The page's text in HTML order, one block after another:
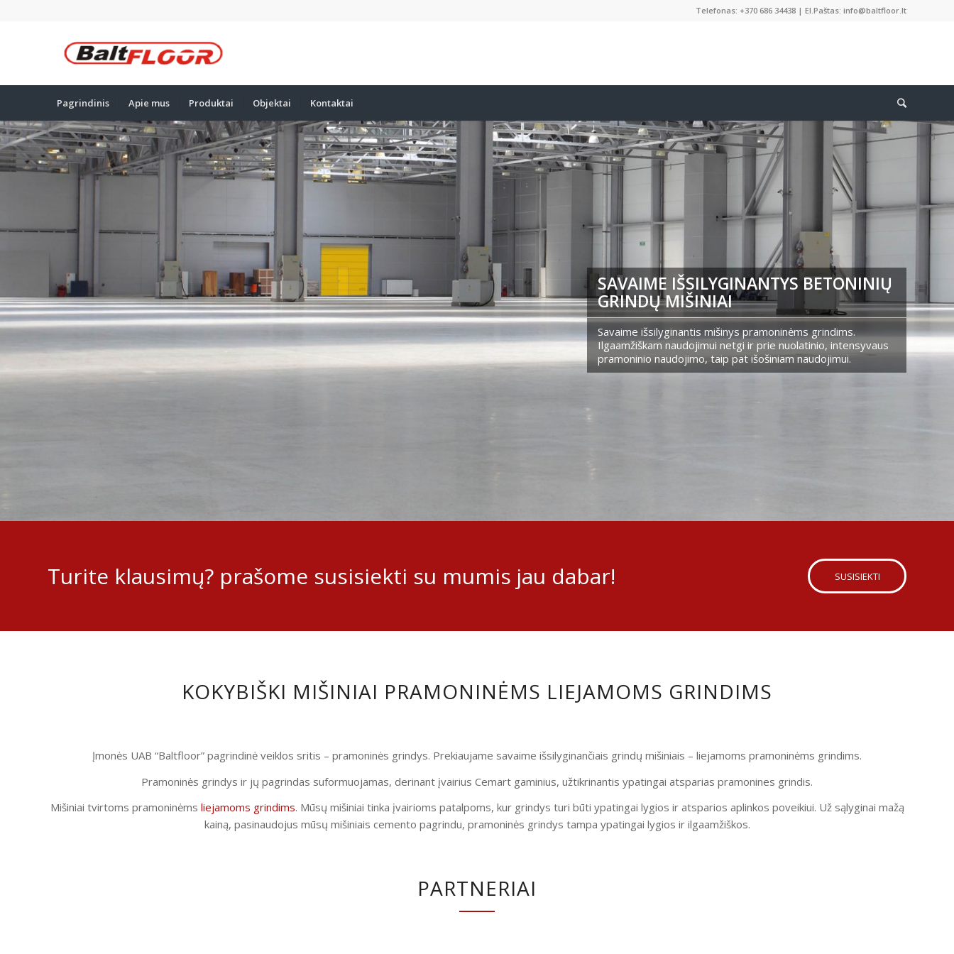
Telefonas: +370 686 34438 | El.Paštas: info@baltfloor.lt
Pagrindinis Apie mus Produktai Objektai Kontaktai
SAVAIME IŠSILYGINANTYS BETONINIŲ
GRINDŲ MIŠINIAI
Savaime išsilyginantis mišinys pramoninėms grindims.
Ilgaamžiškam naudojimui netgi ir prie nuolatinio, intensyvaus
pramoninio naudojimo, taip pat išošiniam naudojimui.
Turite klausimų? prašome susisiekti su mumis jau dabar! SUSISIEKTI
KOKYBIŠKI MIŠINIAI PRAMONINĖMS LIEJAMOMS GRINDIMS
Įmonės UAB “Baltfloor” pagrindinė veiklos sritis – pramoninės grindys. Prekiaujame savaime išsilyginančiais grindų mišiniais – liejamoms pramoninėms grindims.
Pramoninės grindys ir jų pagrindas suformuojamas, derinant įvairius Cemart gaminius, užtikrinantis ypatingai atsparias pramonines grindis.
Mišiniai tvirtoms pramoninėms liejamoms grindims. Mūsų mišiniai tinka įvairioms patalpoms, kur grindys turi būti ypatingai lygios ir atsparios aplinkos poveikiui. Už sąlyginai mažą
kainą, pasinaudojus mūsų mišiniais cemento pagrindu, pramoninės grindys tampa ypatingai lygios ir ilgaamžiškos.
PARTNERIAI